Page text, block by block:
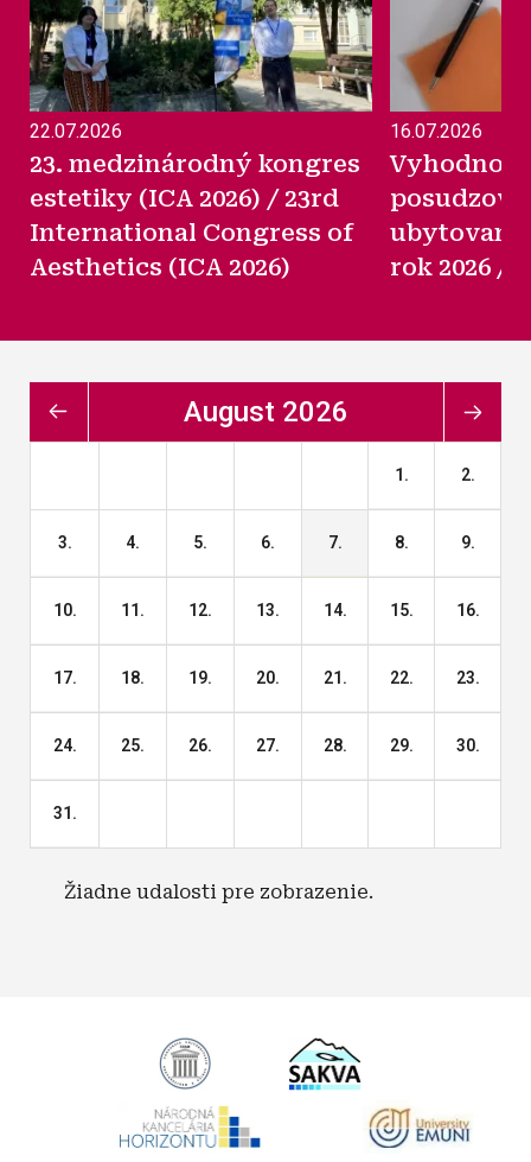
22.07.2026
23. medzinárodný kongres
estetiky (ICA 2026) / 23rd
International Congress of
Aesthetics (ICA 2026)
16.07.2026
rok 2026 /
august 2026
1. 2.
3. 4. 5. 6. 7. 8. 9.
10. 11. 12. 13. 14. 15. 16.
17. 18. 19. 20. 21. 22. 23.
24. 25. 26. 27. 28. 29. 30.
31.
Žiadne udalosti pre zobrazenie.